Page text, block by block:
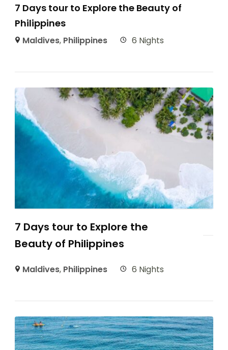
7 Days tour to Explore the Beauty of
Philippines
Maldives, Philippines 6 Nights
7 Days tour to Explore the
Beauty of Philippines
Maldives, Philippines 6 Nights